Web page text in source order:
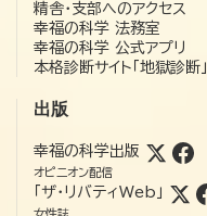
精舎・支部へのアクセス
幸福の科学 法務室
幸福の科学 公式アプリ
本格診断サイト「地獄診断」
出版
幸福の科学出版
オピニオン配信
「ザ・リバティWeb」